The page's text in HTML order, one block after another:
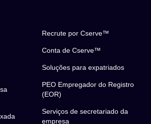
Recrute por Cserve™
Conta de Cserve™
Soluções para expatriados
PEO Empregador do Registro
(EOR)
Serviços de secretariado da
empresa